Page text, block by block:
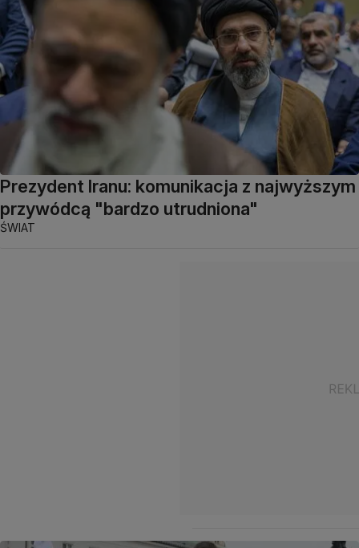
Prezydent Iranu: komunikacja z najwyższym
przywódcą "bardzo utrudniona"
ŚWIAT